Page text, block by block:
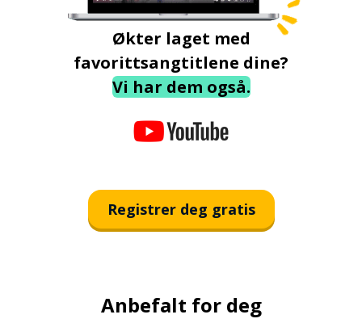
Økter laget med
favorittsangtitlene dine?
Vi har dem også.
Registrer deg gratis
Anbefalt for deg